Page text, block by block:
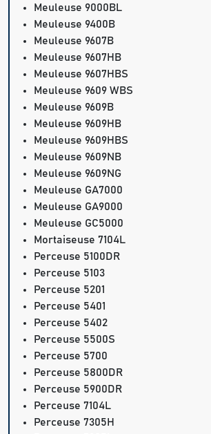
Meuleuse 9000BL
Meuleuse 9400B
Meuleuse 9607B
Meuleuse 9607HB
Meuleuse 9607HBS
Meuleuse 9609 WBS
Meuleuse 9609B
Meuleuse 9609HB
Meuleuse 9609HBS
Meuleuse 9609NB
Meuleuse 9609NG
Meuleuse GA7000
Meuleuse GA9000
Meuleuse GC5000
Mortaiseuse 7104L
Perceuse 5100DR
Perceuse 5103
Perceuse 5201
Perceuse 5401
Perceuse 5402
Perceuse 5500S
Perceuse 5700
Perceuse 5800DR
Perceuse 5900DR
Perceuse 7104L
Perceuse 7305H